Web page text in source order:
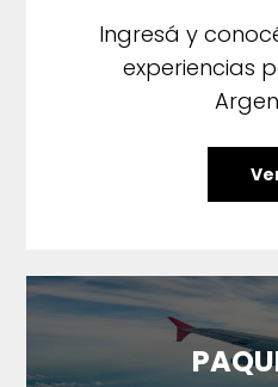
Ingresá y
experiencias